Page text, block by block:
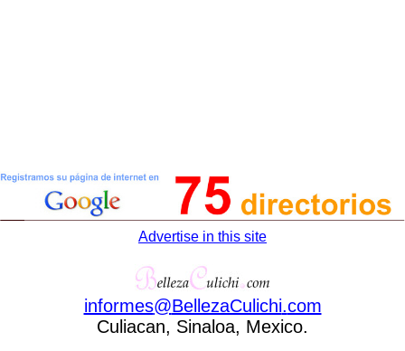
Advertise in this site
informes@BellezaCulichi.com
Culiacan, Sinaloa, Mexico.